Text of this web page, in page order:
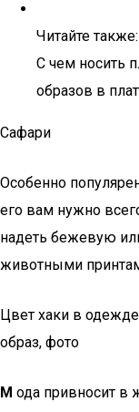
Читайте также:
С чем носить
образов в
Сафари
Особенно
его вам нужно
надеть бежевую
животными
Цвет хаки в
образ, фото
М ода привносит в